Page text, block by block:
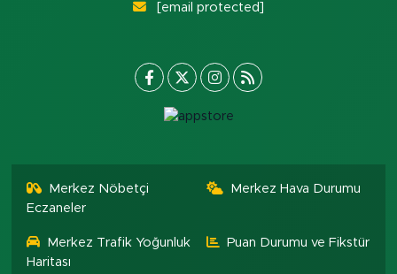
[email protected]
Merkez Nöbetçi
Eczaneler
Merkez Hava Durumu
Merkez Trafik Yoğunluk
Haritası
Puan Durumu ve Fikstür